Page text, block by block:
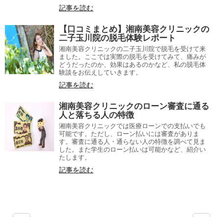
記事を読む
【口コミまとめ】湘南美容クリニックの
二子玉川院の脱毛体験レポート
湘南美容クリニックの二子玉川院で脱毛を受けて来
ました。ここでは実際の脱毛を受けてみて、痛みが
どうだったのか、効果はあるのかなど、私の脱毛体
験談をお伝えしていきます。
記事を読む
湘南美容クリニックのローン審査に通る
人と落ちる人の特徴
湘南美容クリニックでは医療ローンでの支払いでも
可能です。ただし、ローン払いには審査がありま
す。審査に通る人・通らない人の特徴を調べて見ま
した。また学生のローン払いは可能かなど、紹介い
たします。
記事を読む